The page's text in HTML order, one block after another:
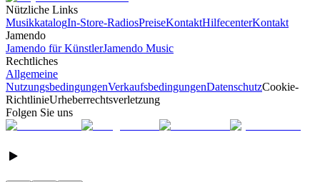
Nützliche Links
MusikkatalogIn-Store-RadiosPreiseKontaktHilfecenterKontakt
Jamendo
Jamendo für KünstlerJamendo Music
Rechtliches
Allgemeine
NutzungsbedingungenVerkaufsbedingungenDatenschutzCookie-
RichtlinieUrheberrechtsverletzung
Folgen Sie uns